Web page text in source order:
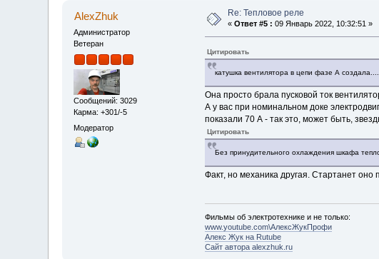
AlexZhuk
Администратор
Ветеран
Сообщений: 3029
Карма: +301/-5
Модератор
Re: Тепловое реле
«Ответ #5 : 09 Январь 2022, 10:32:51 »
Цитировать
катушка вентилятора в цепи фазе А создала....
Она просто брала пусковой ток
А у вас при номинальном доке
показали 70 А - так это, может быть,
Цитировать
Без принудительного охлаждения шкафа
Факт, но механика другая. Стартанет оно
Фильмы об электротехнике и не только:
www.youtube.com\АлексЖукПрофи
Алекс Жук на Rutube
Сайт автора alexzhuk.ru